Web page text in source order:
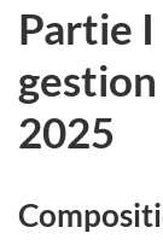
Partie
2025